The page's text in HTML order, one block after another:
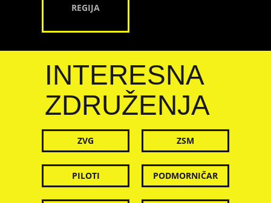
REGIJA
INTERESNA
ZDRUŽENJA
ZVG ZSM
PILOTI PODMORNIČAR